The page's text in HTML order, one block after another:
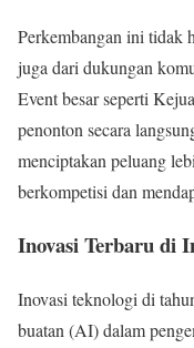
Perkembangan ini tidak
juga dari dukungan
Event besar seperti
penonton secara
menciptakan peluang
berkompetisi dan
Inovasi Terbaru di
Inovasi teknologi di
buatan (AI) dalam